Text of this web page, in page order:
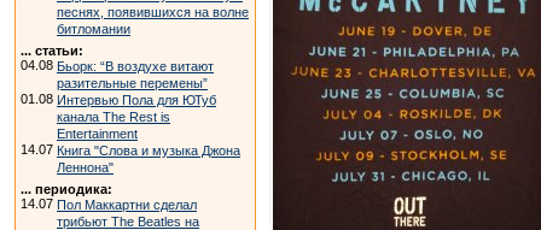
песнях, появившихся на волне
битломании
... статьи:
04.08 Бьорк: “В воздухе витают
разительные перемены”
01.08 Интервью Пола для ЮТуб
канала The Rest is
Entertainment
14.07 Книга "Слова и музыка Джона
Леннона"
... периодика:
14.07 Пол Маккартни сделал
трибьют The Beatles на